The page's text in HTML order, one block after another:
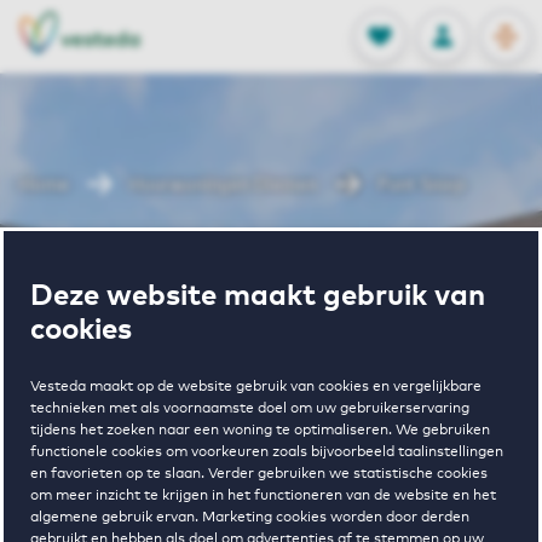
Deze website maakt gebruik van
cookies
Vesteda maakt op de website gebruik van cookies en vergelijkbare
technieken met als voornaamste doel om uw gebruikerservaring
tijdens het zoeken naar een woning te optimaliseren. We gebruiken
functionele cookies om voorkeuren zoals bijvoorbeeld taalinstellingen
en favorieten op te slaan. Verder gebruiken we statistische cookies
om meer inzicht te krijgen in het functioneren van de website en het
algemene gebruik ervan. Marketing cookies worden door derden
FAVORIETEN
Opgeslagen
INLOGGEN
NL
EN
Wonen in Punt
Sniep
Regelmatig beschikbaar